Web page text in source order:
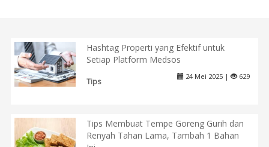
Hashtag Properti yang Efektif untuk
Setiap Platform Medsos
Tips
24 Mei 2025 | 629
Tips Membuat Tempe Goreng Gurih dan
Renyah Tahan Lama, Tambah 1 Bahan